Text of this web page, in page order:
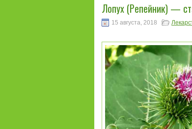
Лопух (Репейник) —
15 августа, 2018